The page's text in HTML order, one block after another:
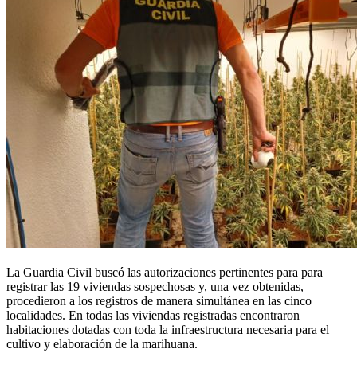
La Guardia Civil buscó las autorizaciones pertinentes para para
registrar las 19 viviendas sospechosas y, una vez obtenidas,
procedieron a los registros de manera simultánea en las cinco
localidades. En todas las viviendas registradas encontraron
habitaciones dotadas con toda la infraestructura necesaria para el
cultivo y elaboración de la marihuana.